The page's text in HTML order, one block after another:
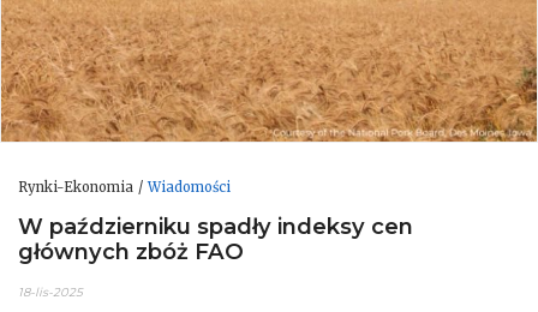
Rynki-Ekonomia Wiadomości
W październiku spadły indeksy cen
głównych zbóż FAO
18-lis-2025